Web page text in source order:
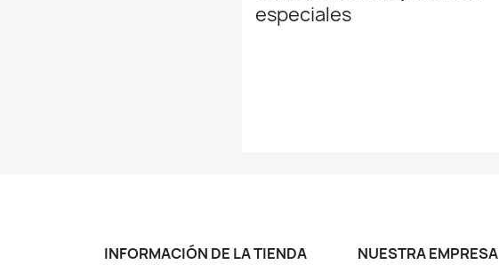
especiales
INFORMACIÓN DE LA TIENDA NUESTRA EMPRESA